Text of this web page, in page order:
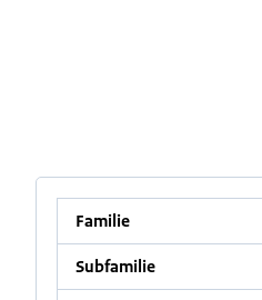
Familie
Subfamilie